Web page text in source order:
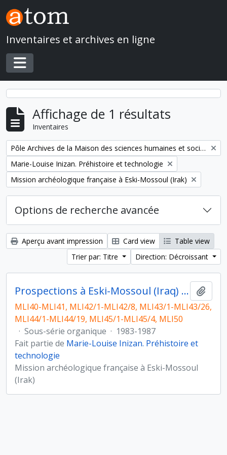
Skip to main content
Inventaires et archives en ligne
Toggle navigation
Affichage de 1 résultats
Inventaires
Remove filter:
Pôle Archives de la Maison des sciences humaines et sociales Mondes
Remove filter:
Marie-Louise Inizan. Préhistoire et technologie
Remove filter:
Mission archéologique française à Eski-Mossoul (Irak)
Options de recherche avancée
Aperçu avant impression Card view
Table view
Trier par: Titre
Direction: Décroissant
Prospections à Eski-Mossoul (Iraq) et étude du matériel lithique
MLI40-MLI41, MLI42/1-MLI42/8, MLI43/1-MLI43/26,
MLI44/1-MLI44/19, MLI45/1-MLI45/4, MLI50
· Sous-série organique · 1983-1987
Fait partie de Marie-Louise Inizan. Préhistoire et
technologie
Mission archéologique française à Eski-Mossoul
(Irak)